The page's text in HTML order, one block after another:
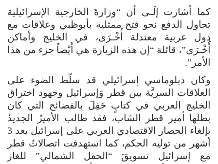
كما أشارت إلَـى أن “وزارةَ الخارجية الإسرائيلية
تحاول الدفع نحو فتح ممثلية بأبوظبي وعلاقات مع
دول عربية معتدلة أُخْـرَى، في الخليج وأماكن
أُخْـرَى”، قائلة “إن هذه الزيارة هي أَيْضاً جزء من هذا
الأمر”.
وكان دبلوماسي إسرائيلي قد سلّط الضوء على
العلاقات السريَّة بين قطر وَإسرائيل وجهود اختراق
الخليج العربي في كتابٍ حَفِلَ بالفضائح التي كان
بطلها أمير قطر الشاب، فقد طالب الأميرُ الجديدُ
بإلغاء الحصار الاقتصادي العربي على إسرائيل بعد 3
أشهر من توليه الحكم، كما استهدفت اتصالاتُ قطر
مع إسرائيل تسويقَ “الحقل الشمالي” للغاز